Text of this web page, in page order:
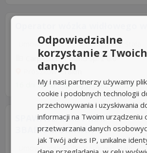
Umowa o pracę Rodzaj pracy: Stała
Carpediem Poland Sp. z o.o
Prószków+18km
16 dni temu -Aplikuj szybko z Nuzle
SPAWACZ MAG / МАГ
ЗВАРЮВАЛЬНИК
Umowa: Inna Rodzaj pracy: Stała
Odpowiedzialne
korzystanie z Twoich
danych
My i nasi partnerzy używamy
cookie i podobnych technologii
przechowywania i uzyskiwania
informacji na Twoim urządzeniu
przetwarzania danych
jak Twój adres IP, unikalne